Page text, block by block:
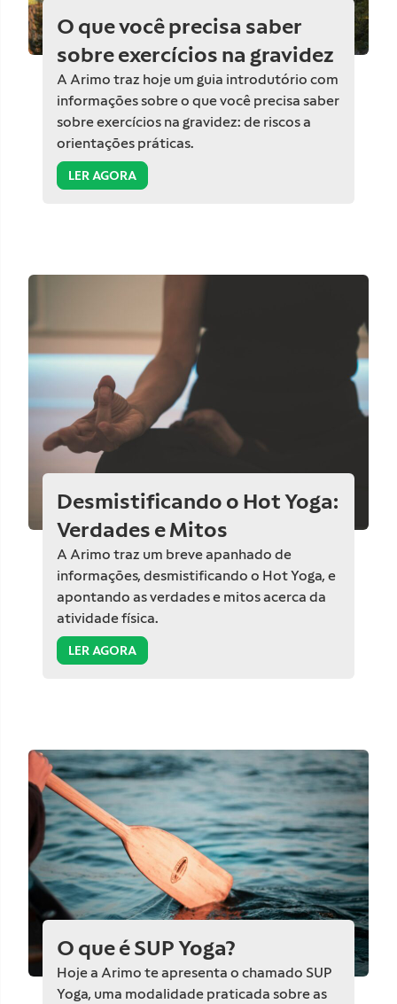
O que você precisa saber
sobre exercícios na gravidez
A Arimo traz hoje um guia introdutório com
informações sobre o que você precisa saber
sobre exercícios na gravidez: de riscos a
orientações práticas.
LER AGORA
Desmistificando o Hot Yoga:
Verdades e Mitos
A Arimo traz um breve apanhado de
informações, desmistificando o Hot Yoga, e
apontando as verdades e mitos acerca da
atividade física.
LER AGORA
O que é SUP Yoga?
Hoje a Arimo te apresenta o chamado SUP
Yoga, uma modalidade praticada sobre as